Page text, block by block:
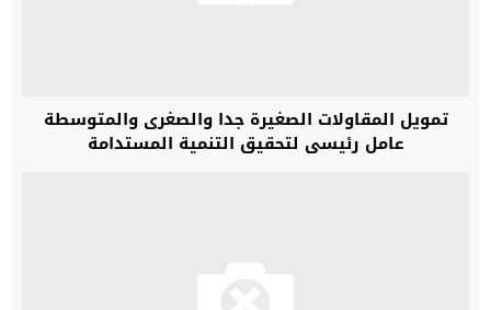
تمويل المقاولات الصغيرة جدا والصغرى والمتوسطة
عامل رئيسي لتحقيق التنمية المستدامة